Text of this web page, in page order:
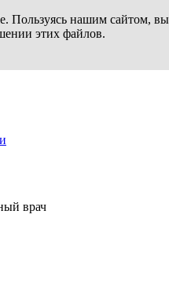
Пользуясь нашим сайтом, вы
этих файлов.
врач